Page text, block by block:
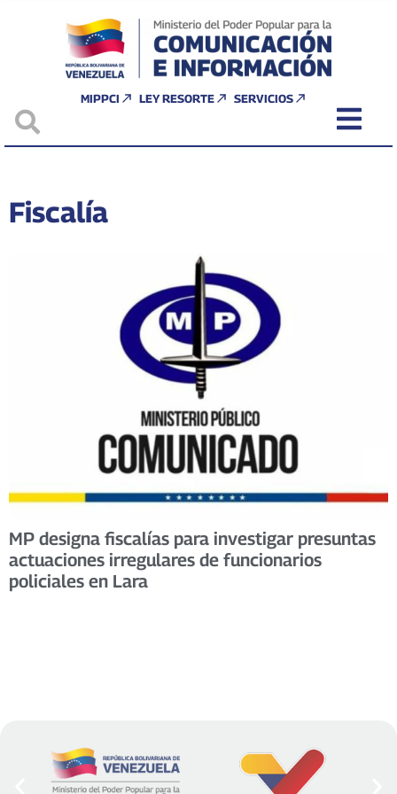
MIPPCI LEY RESORTE SERVICIOS
Fiscalía
MP designa fiscalías para investigar presuntas
actuaciones irregulares de funcionarios
policiales en Lara